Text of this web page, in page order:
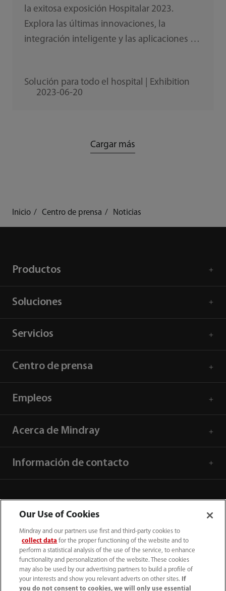
la exitosa exposición Hospitalar 2023.
Explora las últimas innovaciones, la
integración inteligente y las aplicaciones de
la tecnología y la innovación para mejorar la
Solución para todo el hospital | Exhibition
2023-06-20
Cargar más
Inicio Centro de prensa Noticias
Productos
Soluciones
Servicios
Centro de prensa
Empleos
Acerca de Mindray
Información de contacto
Our Use of Cookies
Mindray and our partners use first and third-party cookies to
collect data for the proper functioning of the website and to
perform a statistical analysis of the use of the service, to enhance
functionality and personalization of the website. These cookies
may also be used by our advertising partners to build a profile of
your interests and show you relevant adverts on other sites.
If
you do not consent to cookies, we will only use essential